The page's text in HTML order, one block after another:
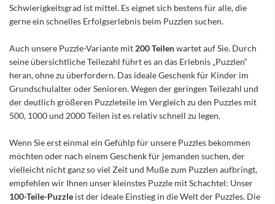
Schwierigkeitsgrad ist mittel. Es eignet sich bestens für alle, die
gerne ein schnelles Erfolgserlebnis beim Puzzlen suchen.
Auch unsere Puzzle-Variante mit 200 Teilenwartet auf Sie. Durch
seine übersichtliche Teilezahl führt es an das Erlebnis „Puzzlen“
heran, ohne zu überfordern. Das ideale Geschenk für Kinder im
Grundschulalter oder Senioren. Wegen der geringen Teilezahl und
der deutlich größeren Puzzleteile im Vergleich zu den Puzzles mit
500, 1000 und 2000 Teilen ist es relativ schnell zu legen.
Wenn Sie erst einmal ein Gefühlp für unsere Puzzles bekommen
möchten oder nach einem Geschenk für jemanden suchen, der
vielleicht nicht ganz so viel Zeit und Muße zum Puzzlen aufbringt,
empfehlen wir Ihnen unser kleinstes Puzzle mit Schachtel: Unser
100-Teile-Puzzle ist der ideale Einstieg in die Welt der Puzzles. Die